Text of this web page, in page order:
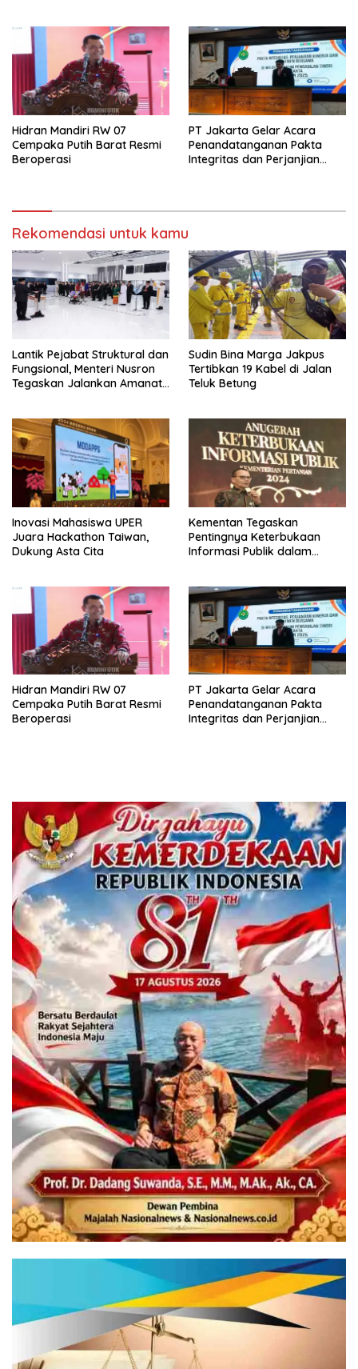
Hidran Mandiri RW 07
Cempaka Putih Barat Resmi
Beroperasi
PT Jakarta Gelar Acara
Penandatanganan Pakta
Integritas dan Perjanjian
Rekomendasi untuk kamu
Lantik Pejabat Struktural dan
Fungsional, Menteri Nusron
Tegaskan Jalankan Amanat
Sudin Bina Marga Jakpus
Tertibkan 19 Kabel di Jalan
Teluk Betung
Inovasi Mahasiswa UPER
Juara Hackathon Taiwan,
Dukung Asta Cita
Kementan Tegaskan
Pentingnya Keterbukaan
Informasi Publik dalam
Hidran Mandiri RW 07
Cempaka Putih Barat Resmi
Beroperasi
PT Jakarta Gelar Acara
Penandatanganan Pakta
Integritas dan Perjanjian